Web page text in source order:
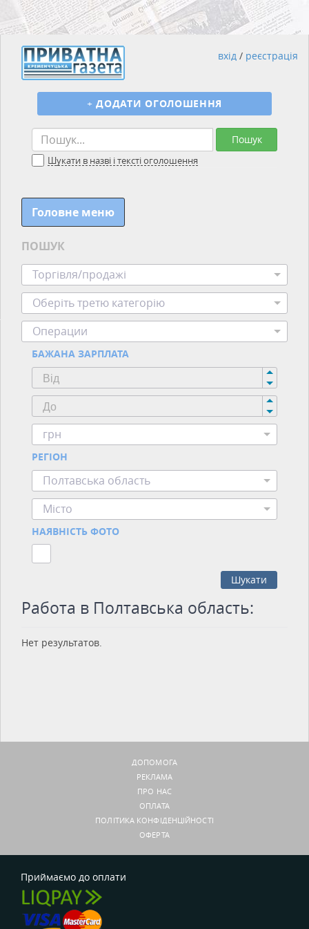
Пошук
Шукати в назві і тексті оголошення
+ ДОДАТИ ОГОЛОШЕННЯ
вхід / реєстрація
Головне меню
ПОШУК
Торгівля/продажі
Оберіть третю категорію
Операции
БАЖАНА ЗАРПЛАТА
грн
РЕГІОН
Полтавська область
Місто
НАЯВНІСТЬ ФОТО
Шукати
Работа в Полтавська область:
Нет результатов.
ДОПОМОГА
РЕКЛАМА
ПРО НАС
ОПЛАТА
ПОЛІТИКА КОНФІДЕНЦІЙНОСТІ
ОФЕРТА
Приймаємо до оплати